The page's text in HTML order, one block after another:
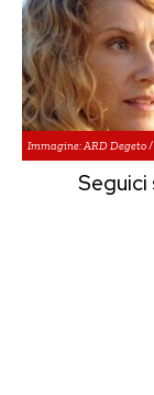
Immagine: ARD Degeto
Seguici